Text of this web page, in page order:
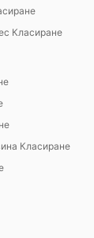
Класиране
Класиране